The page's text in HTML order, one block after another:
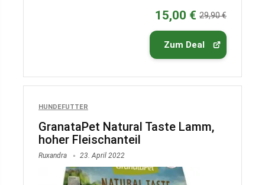
15,00 € 29,90 €
Zum Deal
HUNDEFUTTER
GranataPet Natural Taste Lamm,
hoher Fleischanteil
Ruxandra 23. April 2022